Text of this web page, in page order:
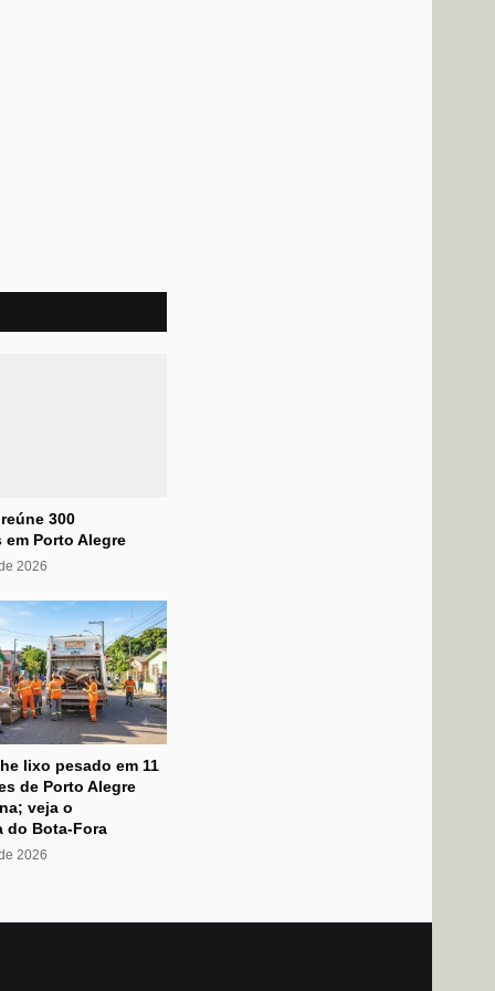
300
Porto Alegre
2026
lixo pesado em 11
de Porto Alegre
veja o
do Bota-Fora
2026